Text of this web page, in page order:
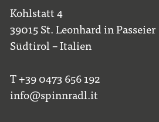
Kohlstatt 4
39015 St. Leonhard in Passeier
Südtirol – Italien
T +39 0473 656 192
info@spinnradl.it